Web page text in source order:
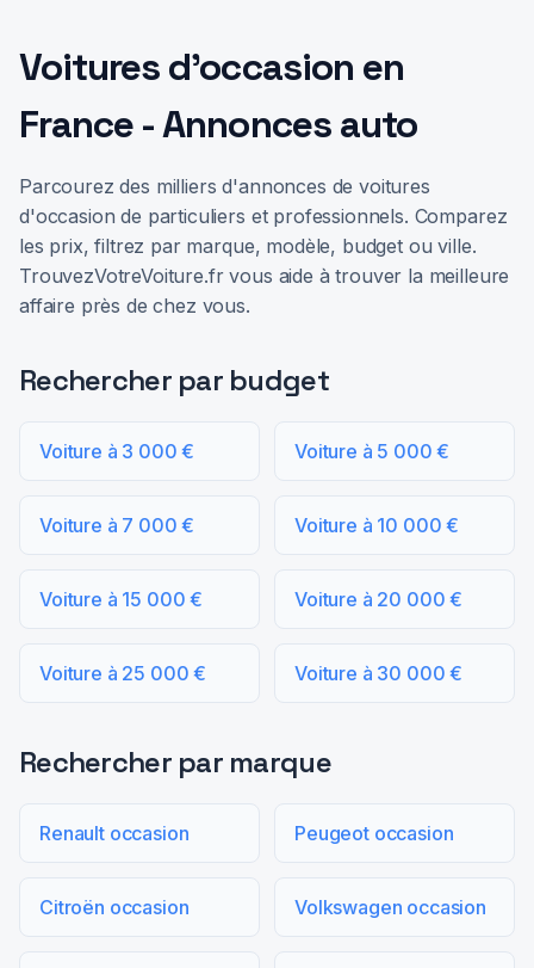
Voitures d'occasion en
France - Annonces auto
Parcourez des milliers d'annonces de voitures
d'occasion de particuliers et professionnels. Comparez
les prix, filtrez par marque, modèle, budget ou ville.
TrouvezVotreVoiture.fr vous aide à trouver la meilleure
affaire près de chez vous.
Rechercher par budget
Voiture à 3 000 € Voiture à 5 000 €
Voiture à 7 000 € Voiture à 10 000 €
Voiture à 15 000 € Voiture à 20 000 €
Voiture à 25 000 € Voiture à 30 000 €
Rechercher par marque
Renault occasion Peugeot occasion
Citroën occasion Volkswagen occasion